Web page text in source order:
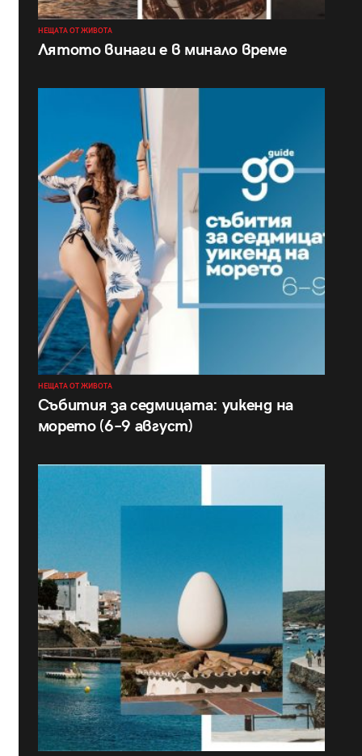
НЕЩАТА ОТ ЖИВОТА
Лятото винаги е в минало време
НЕЩАТА ОТ ЖИВОТА
Събития за седмицата: уикенд на
морето (6–9 август)